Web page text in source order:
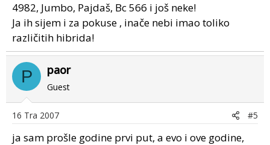
4982, Jumbo, Pajdaš, Bc 566 i još neke!
Ja ih sijem i za pokuse , inače nebi imao toliko
različitih hibrida!
P paor
Guest
16 Tra 2007 #5
ja sam prošle godine prvi put, a evo i ove godine,